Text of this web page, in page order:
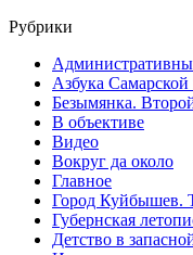
Рубрики
Азбука Самарской
Безымянка.
В объективе
Видео
Вокруг да около
Главное
Город Куйбышев.
Губернская
Детство в